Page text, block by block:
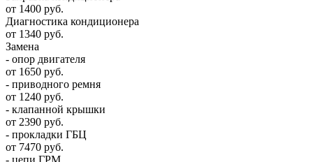
от 1400 руб.
Диагностика кондиционера
от 1340 руб.
Замена
- опор двигателя
от 1650 руб.
- приводного ремня
от 1240 руб.
- клапанной крышки
от 2390 руб.
- прокладки ГБЦ
от 7470 руб.
- цепи ГРМ